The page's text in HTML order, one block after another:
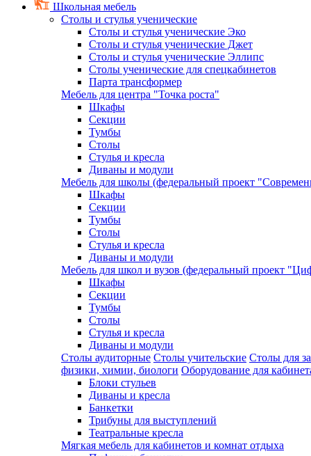
Школьная мебель
Столы и стулья ученические
Столы и стулья ученические Эко
Столы и стулья ученические Джет
Столы и стулья ученические Эллипс
Столы ученические для спецкабинетов
Парта трансформер
Мебель для центра "Точка роста"
Шкафы
Секции
Тумбы
Столы
Стулья и кресла
Диваны и модули
Мебель для школы (федеральный проект
Шкафы
Секции
Тумбы
Столы
Стулья и кресла
Диваны и модули
Мебель для школ и вузов (федеральный проект
Шкафы
Секции
Тумбы
Столы
Стулья и кресла
Диваны и модули
Столы аудиторные Столы учительские Столы для
физики, химии, биологи Оборудование для
Блоки стульев
Диваны и кресла
Банкетки
Трибуны для выступлений
Театральные кресла
Мягкая мебель для кабинетов и комнат отдыха